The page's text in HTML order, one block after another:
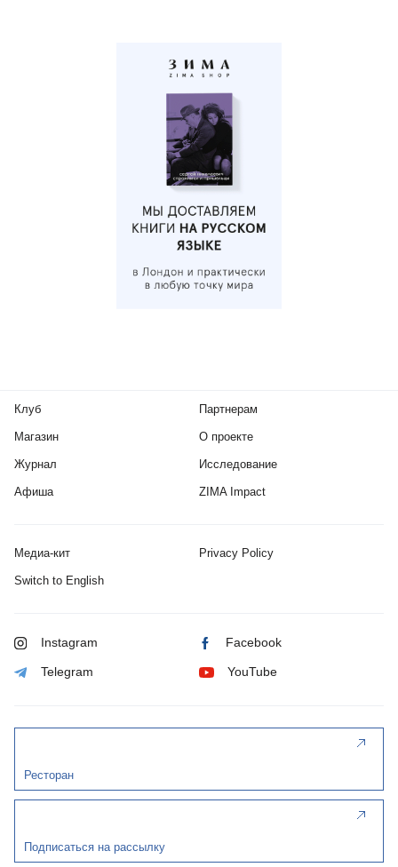
Клуб
Магазин
Журнал
Афиша
Партнерам
О проекте
Исследование
ZIMA Impact
Медиа-кит Privacy Policy
Switch to English
Instagram Facebook
Telegram YouTube
Ресторан
Подписаться на рассылку